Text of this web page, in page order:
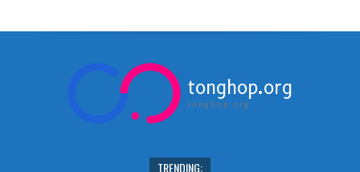
tonghop.org
tonghop.org
TRENDING: